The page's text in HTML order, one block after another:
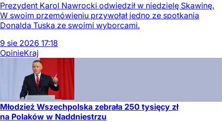
Prezydent Karol Nawrocki odwiedził w niedzielę Skawinę.
W swoim przemówieniu przywołał jedno ze spotkania
Donalda Tuska ze swoimi wyborcami.
9 sie 2026 17:18
OpinieKraj
Młodzież Wszechpolska zebrała 250 tysięcy zł
na Polaków w Naddniestrzu